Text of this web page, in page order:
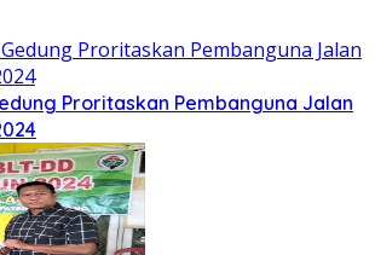
Proritaskan Pembanguna Jalan